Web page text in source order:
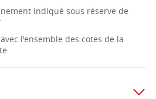
indiqué sous réserve de
l'ensemble des cotes de la